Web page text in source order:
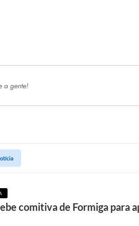
Esporte
a gente!
comitiva de Formiga para